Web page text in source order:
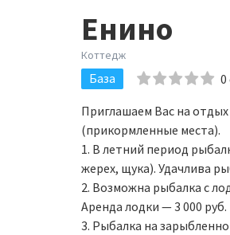
Енино
Коттедж
База 0
Приглашаем Вас на
(прикормленные места).
1. В летний период
жерех, щука). Удачлива
2. Возможна рыбалка с
Аренда лодки — 3 000 руб.
3. Рыбалка на